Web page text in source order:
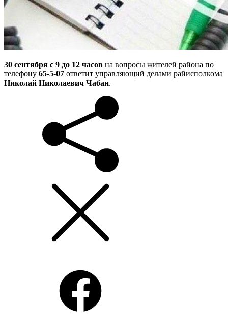
30 сентября с 9 до 12 часов на вопросы жителей района по
телефону 65-5-07 ответит управляющий делами райисполкома
Николай Николаевич Чабан.